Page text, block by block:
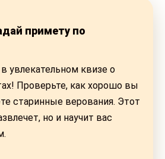
примету по
увлекательном квизе о
Проверьте, как хорошо вы
старинные верования. Этот
но и научит вас